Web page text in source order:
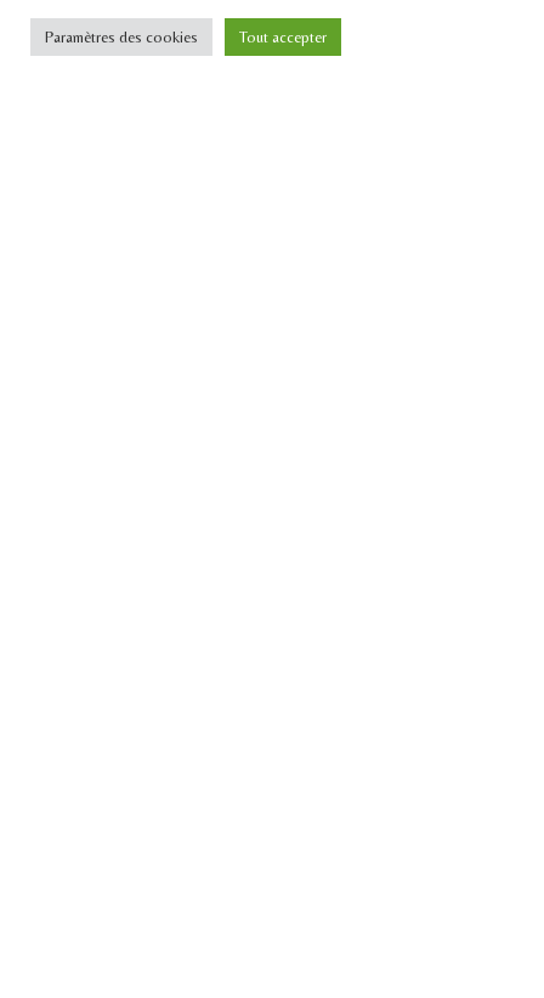
Paramètres des cookies Tout accepter